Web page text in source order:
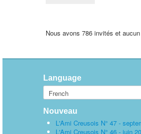
Nous avons 786 invités et
Language
Nouveau
L'Ami Creusois N° 47 -
L'Ami Creusois N° 46 - juin